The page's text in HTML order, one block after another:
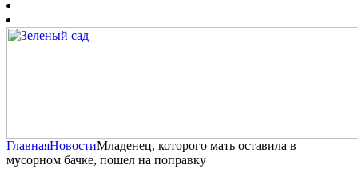
ГлавнаяНовостиМладенец, которого мать оставила в
мусорном бачке, пошел на поправку